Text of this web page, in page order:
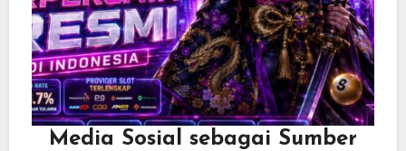
Media Sosial sebagai Sumber